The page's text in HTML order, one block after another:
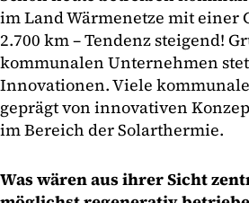
im Land Wärmenetze mit einer
2.700 km – Tendenz steigend!
kommunalen Unternehmen
Innovationen. Viele
geprägt von innovativen
im Bereich der Solarthermie.
Was wären aus ihrer Sicht